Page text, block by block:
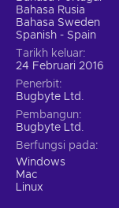
Bahasa Rusia
Bahasa Sweden
Spanish - Spain
Tarikh keluar
24 Februari 2016
Penerbit
Bugbyte Ltd.
Pembangun
Bugbyte Ltd.
Berfungsi pada
Windows
Mac
Linux